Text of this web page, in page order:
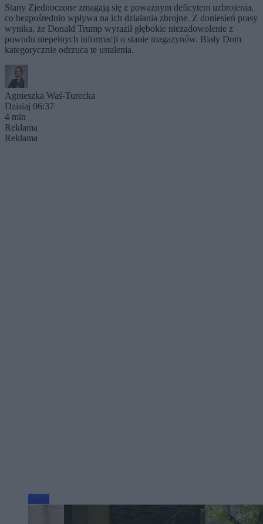
Stany Zjednoczone zmagają się z poważnym deficytem uzbrojenia,
co bezpośrednio wpływa na ich działania zbrojne. Z doniesień prasy
wynika, że Donald Trump wyraził głębokie niezadowolenie z
powodu niepełnych informacji o stanie magazynów. Biały Dom
kategorycznie odrzuca te ustalenia.
Agnieszka Waś-Turecka
Dzisiaj 06:37
4 min
Reklama
Reklama